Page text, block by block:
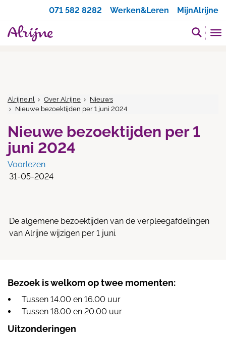
071 582 8282
Werken&Leren MijnAlrijne
Alrijne.nl Over Alrijne
Nieuws
Nieuwe bezoektijden per 1 juni 2024
Nieuwe bezoektijden per 1
juni 2024
Voorlezen
31-05-2024
De algemene bezoektijden van de verpleegafdelingen
van Alrijne wijzigen per 1 juni.
Bezoek is welkom op twee momenten:
Tussen 14.00 en 16.00 uur
Tussen 18.00 en 20.00 uur
Uitzonderingen